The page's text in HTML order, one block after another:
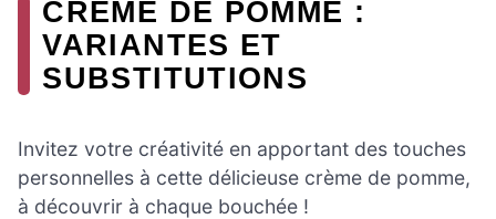
CRÈME DE POMME :
VARIANTES ET
SUBSTITUTIONS
Invitez votre créativité en apportant des touches
personnelles à cette délicieuse crème de pomme,
à découvrir à chaque bouchée !